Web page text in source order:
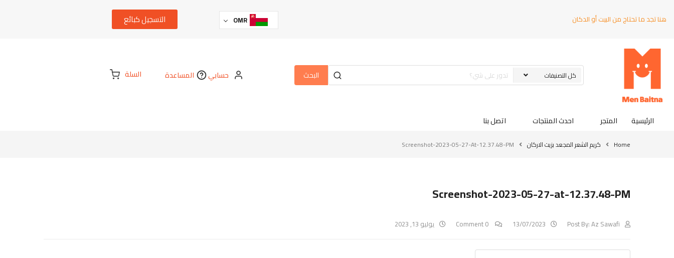
هنا تجد ما تحتاج من البيت أو الدكان OMR التسجيل كبائع
البحث حسابي المساعدة السلة
الرئيسية المتجر احدث المنتجات اتصل بنا
Home كريم الشعر المجعد بزيت الاركان Screenshot-2023-05-27-At-12.37.48-PM
Screenshot-2023-05-27-at-12.37.48-PM
Post By:Az Sawafi
13/07/2023 يوليو 13, 2023